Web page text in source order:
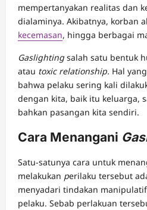
mempertanyakan realitas dan
dialaminya. Akibatnya, korban
kecemasan, hingga berbagai
Gaslightingsalah satu bentuk
atau toxic relationship. Hal
bahwa pelaku sering kali
dengan kita, baik itu keluarga,
bahkan pasangan kita sendiri.
Cara Menangani
Satu-satunya cara untuk
melakukan perilaku tersebut
menyadari tindakan
pelaku. Sebab perlakuan